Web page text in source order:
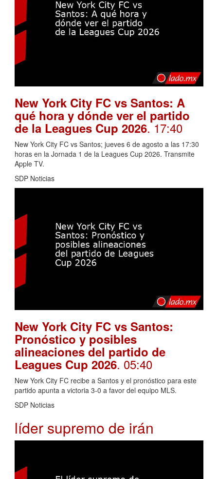
New York City FC vs Santos: A
qué hora y dónde ver el partido
de la Leagues Cup 2026. 17:40
New York City FC vs Santos; jueves 6 de agosto a las 17:30
horas en la Jornada 1 de la Leagues Cup 2026. Transmite
Apple TV.
SDP Noticias
New York City FC vs Santos:
Pronóstico y posibles
alineaciones del partido de
Leagues Cup 2026. 05:40
New York City FC recibe a Santos y el pronóstico para este
partido apunta a victoria 3-0 a favor del equipo MLS.
SDP Noticias
líder supremo de irán